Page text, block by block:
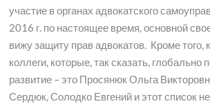
участие в органах адвокатского
2016 г. по настоящее время, основной
вижу защиту прав адвокатов. Кроме того,
коллеги, которые, так сказать, глобально
развитие – это Просянюк Ольга
Сердюк, Солодко Евгений и этот список